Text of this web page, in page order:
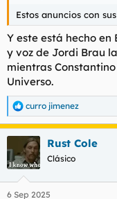
Estos anuncios con
Y este está hecho en
y voz de Jordi Brau
mientras
Universo.
R
e
a
c
i
curro jimenez
Rust Cole
Clásico
6 Sep 2025